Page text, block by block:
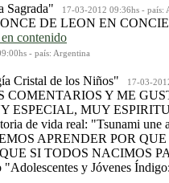
Sagrada" 17-03-2012 09:36hs - país:
DE LEON EN
contenido
- país: Argentina
Cristal de los Niños" 17-03-
Y ME
ESPECIAL, MUY
de vida real: "Tsunami une
APRENDER POR
SI TODOS NACIMOS
"Adolescentes y Jóvenes